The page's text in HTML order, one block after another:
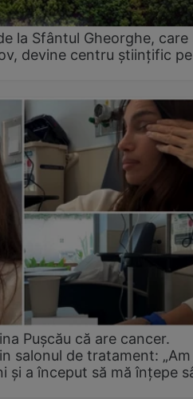
la Sfântul Gheorghe, care
devine centru științific
Pușcău că are cancer.
salonul de tratament:
și a început să mă înțepe